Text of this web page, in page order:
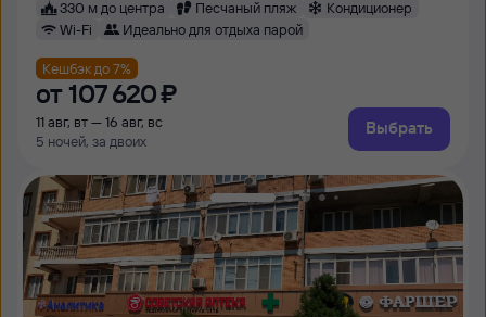
330 м до центра
Песчаный пляж
Кондиционер
Wi-Fi
Идеально для отдыха парой
Кешбэк до 7%
от 107 ⁠620 ⁠₽
11 авг, вт — 16 авг, вс
5 ночей, за двоих
Выбрать